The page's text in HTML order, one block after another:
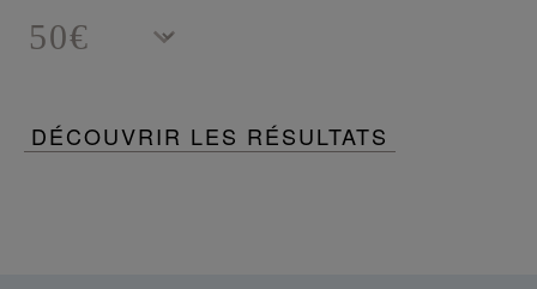
DÉCOUVRIR LES RÉSULTATS